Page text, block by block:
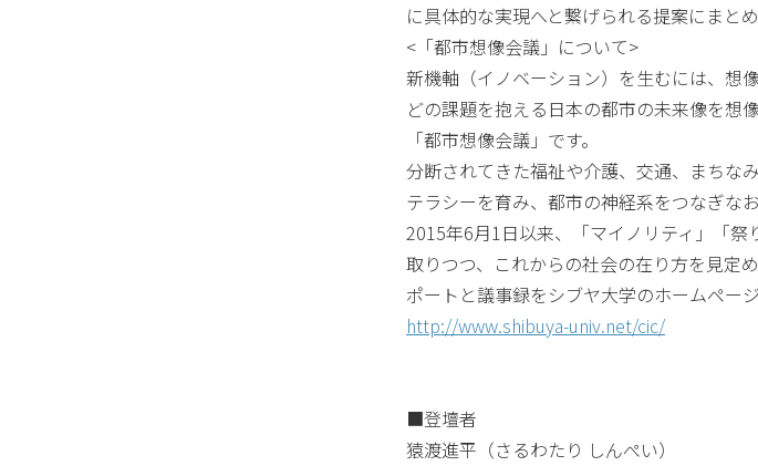
に具体的な実現へと繋げられる提案にまと
<「都市想像会議」について>
新機軸（イノベーション）を生むには、想
どの課題を抱える日本の都市の未来像を想
「都市想像会議」です。
分断されてきた福祉や介護、交通、まちな
テラシーを育み、都市の神経系をつなぎな
2015年6月1日以来、「マイノリティ」「
取りつつ、これからの社会の在り方を見定
ポートと議事録をシブヤ大学のホームペー
http://www.shibuya-univ.net/cic/
■登壇者
猿渡進平（さるわたり しんぺい）